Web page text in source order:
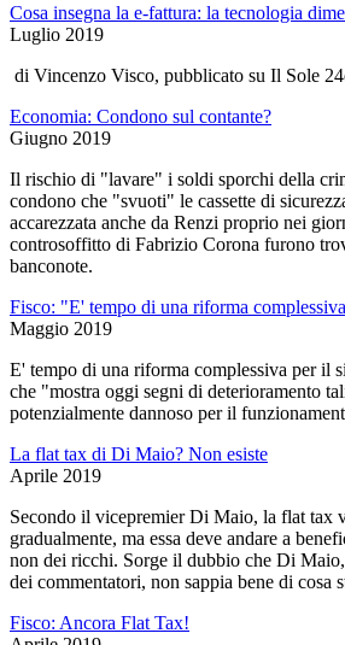
Cosa insegna la e-fattura: la tecnologia
Luglio 2019
di Vincenzo Visco, pubblicato su Il Sole
Economia: Condono sul contante?
Giugno 2019
Il rischio di "lavare" i soldi sporchi della
condono che "svuoti" le cassette di
accarezzata anche da Renzi proprio nei
controsoffitto di Fabrizio Corona furono
banconote.
Fisco: "E' tempo di una riforma
Maggio 2019
E' tempo di una riforma complessiva per il
che "mostra oggi segni di deterioramento
potenzialmente dannoso per il
La flat tax di Di Maio? Non esiste
Aprile 2019
Secondo il vicepremier Di Maio, la flat tax
gradualmente, ma essa deve andare a
non dei ricchi. Sorge il dubbio che Di
dei commentatori, non sappia bene di cosa
Fisco: Ancora Flat Tax!